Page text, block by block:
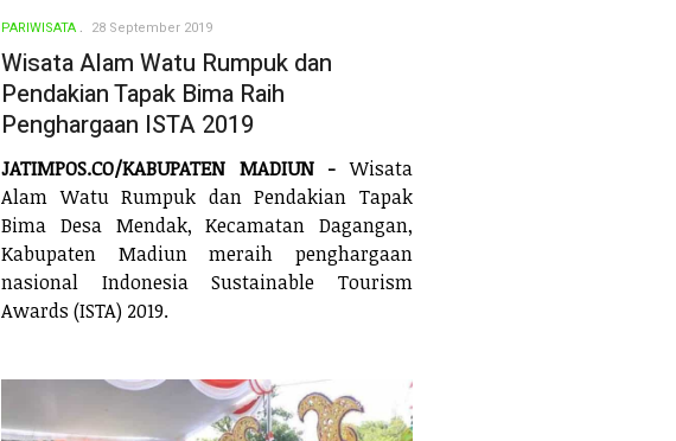
PARIWISATA 28 September 2019
Wisata Alam Watu Rumpuk dan
Pendakian Tapak Bima Raih
Penghargaan ISTA 2019
JATIMPOS.CO/KABUPATEN MADIUN - Wisata
Alam Watu Rumpuk dan Pendakian Tapak
Bima Desa Mendak, Kecamatan Dagangan,
Kabupaten Madiun meraih penghargaan
nasional Indonesia Sustainable Tourism
Awards (ISTA) 2019.